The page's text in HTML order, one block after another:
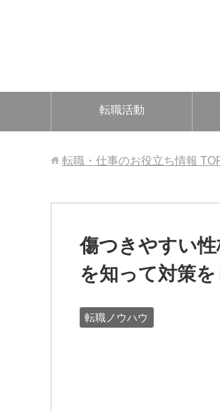
転職活動
転職・仕事のお役立ち情報
傷つきやすい
を知って対策を
転職ノウハウ